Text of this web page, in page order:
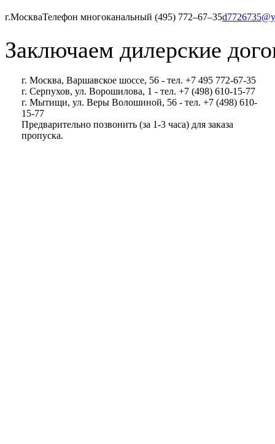
г.МоскваТелефон многоканальный (495) 772‒67‒35
Заключаем дилерские
г. Москва, Варшавское шоссе, 56 - тел. +7 495 772-67-35
г. Серпухов, ул. Ворошилова, 1 - тел. +7 (498) 610-15-77
г. Мытищи, ул. Веры Волошиной, 56 - тел. +7 (498) 610-
15-77
Предварительно позвонить (за 1-3 часа) для заказа
пропуска.